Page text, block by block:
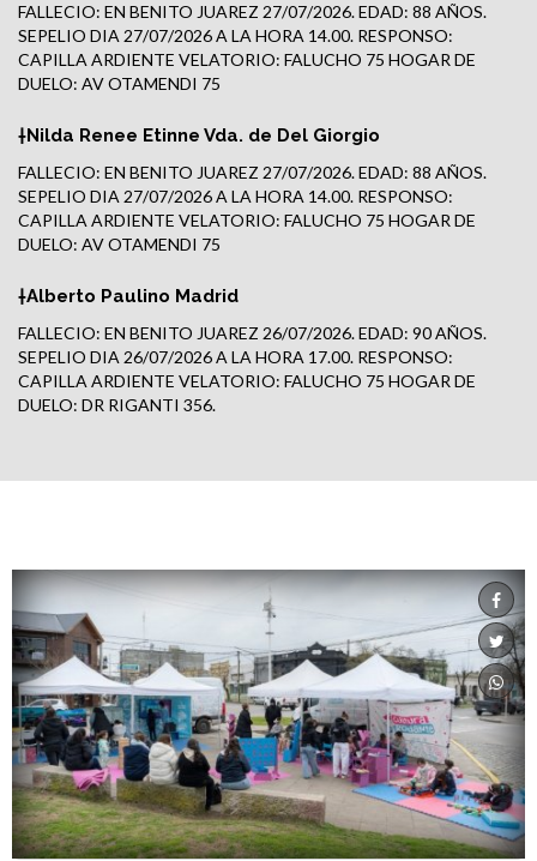
FALLECIO: EN BENITO JUAREZ 27/07/2026. EDAD: 88 AÑOS.
SEPELIO DIA 27/07/2026 A LA HORA 14.00. RESPONSO:
CAPILLA ARDIENTE VELATORIO: FALUCHO 75 HOGAR DE
DUELO: AV OTAMENDI 75
†Nilda Renee Etinne Vda. de Del Giorgio
FALLECIO: EN BENITO JUAREZ 27/07/2026. EDAD: 88 AÑOS.
SEPELIO DIA 27/07/2026 A LA HORA 14.00. RESPONSO:
CAPILLA ARDIENTE VELATORIO: FALUCHO 75 HOGAR DE
DUELO: AV OTAMENDI 75
†Alberto Paulino Madrid
FALLECIO: EN BENITO JUAREZ 26/07/2026. EDAD: 90 AÑOS.
SEPELIO DIA 26/07/2026 A LA HORA 17.00. RESPONSO:
CAPILLA ARDIENTE VELATORIO: FALUCHO 75 HOGAR DE
DUELO: DR RIGANTI 356.